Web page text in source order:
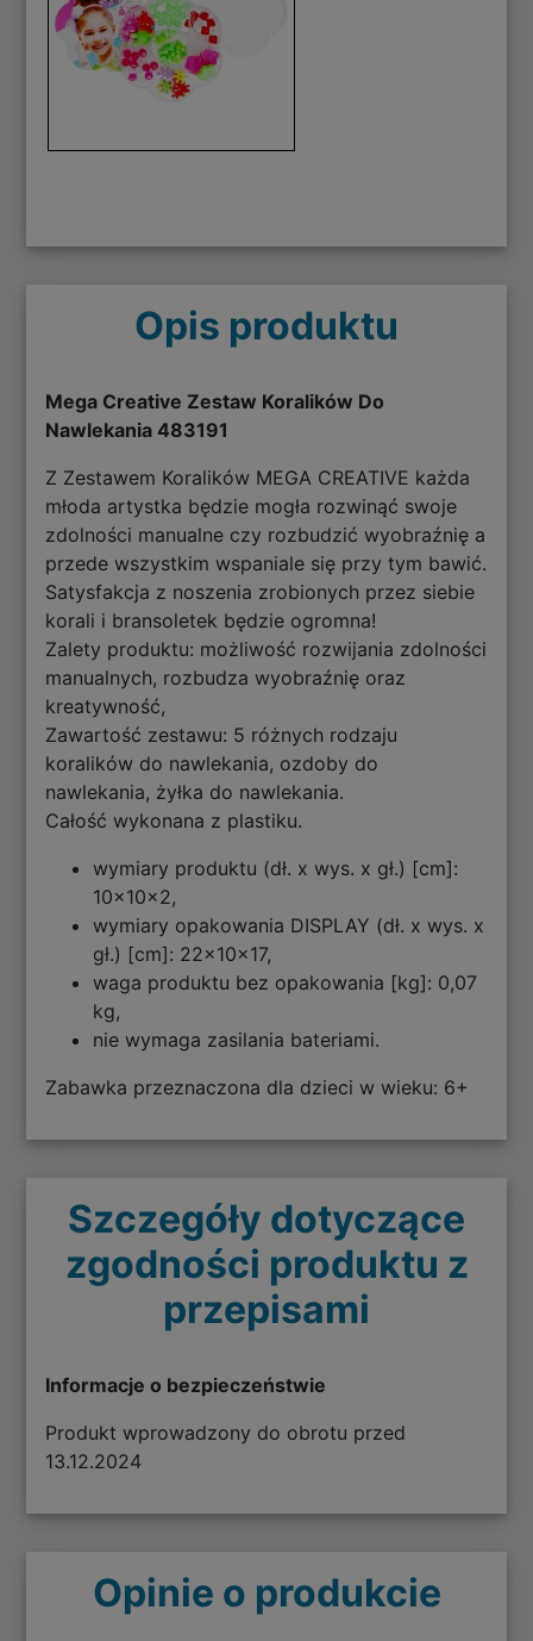
Opis produktu
Mega Creative Zestaw Koralików Do
Nawlekania 483191
Z Zestawem Koralików MEGA CREATIVE każda
młoda artystka będzie mogła rozwinąć swoje
zdolności manualne czy rozbudzić wyobraźnię a
przede wszystkim wspaniale się przy tym bawić.
Satysfakcja z noszenia zrobionych przez siebie
korali i bransoletek będzie ogromna!
Zalety produktu: możliwość rozwijania zdolności
manualnych, rozbudza wyobraźnię oraz
kreatywność,
Zawartość zestawu: 5 różnych rodzaju
koralików do nawlekania, ozdoby do
nawlekania, żyłka do nawlekania.
Całość wykonana z plastiku.
wymiary produktu (dł. x wys. x gł.) [cm]:
10x10x2,
wymiary opakowania DISPLAY (dł. x wys. x
gł.) [cm]: 22x10x17,
waga produktu bez opakowania [kg]: 0,07
kg,
nie wymaga zasilania bateriami.
Zabawka przeznaczona dla dzieci w wieku: 6+
Szczegóły dotyczące
zgodności produktu z
przepisami
Informacje o bezpieczeństwie
Produkt wprowadzony do obrotu przed
13.12.2024
Opinie o produkcie